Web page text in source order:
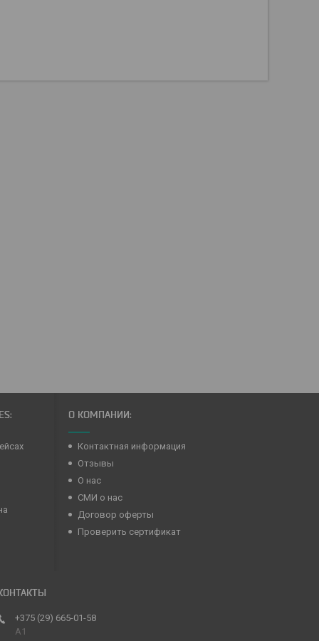
О КОМПАНИИ:
Контактная информация
Отзывы
О нас
СМИ о нас
Договор оферты
Проверить сертификат
+375 (29) 665-01-58
A1